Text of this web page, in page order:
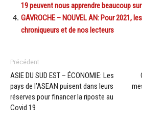
19 peuvent nous apprendre beaucoup
GAVROCHE – NOUVEL AN: Pour 2021,
chroniqueurs et de nos lecteurs
Précédent
ASIE DU SUD EST – ÉCONOMIE: Les
pays de l’ASEAN puisent dans leurs
réserves pour financer la riposte au
Covid 19